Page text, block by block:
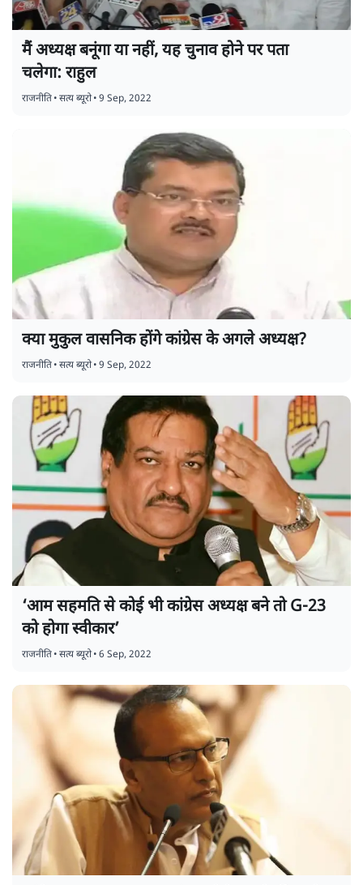
मैं अध्यक्ष बनूंगा या नहीं, यह चुनाव होने पर पता
चलेगा: राहुल
राजनीति•सत्य ब्यूरो•9 Sep, 2022
क्या मुकुल वासनिक होंगे कांग्रेस के अगले अध्यक्ष?
राजनीति•सत्य ब्यूरो•9 Sep, 2022
‘आम सहमति से कोई भी कांग्रेस अध्यक्ष बने तो G-23
को होगा स्वीकार’
राजनीति•सत्य ब्यूरो•6 Sep, 2022